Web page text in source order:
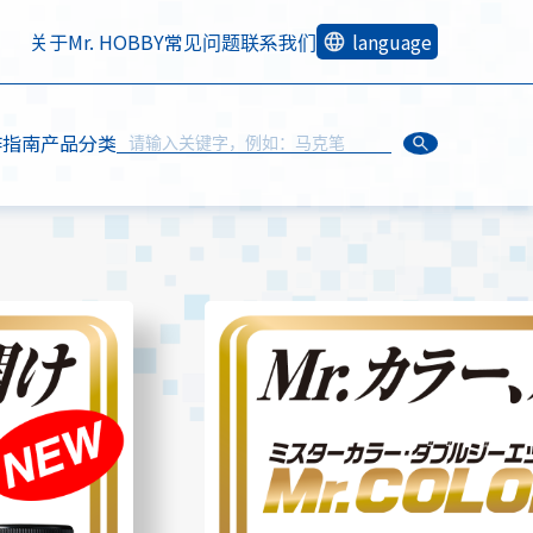
关于Mr. HOBBY常见问题联系我们 language
南产品分类